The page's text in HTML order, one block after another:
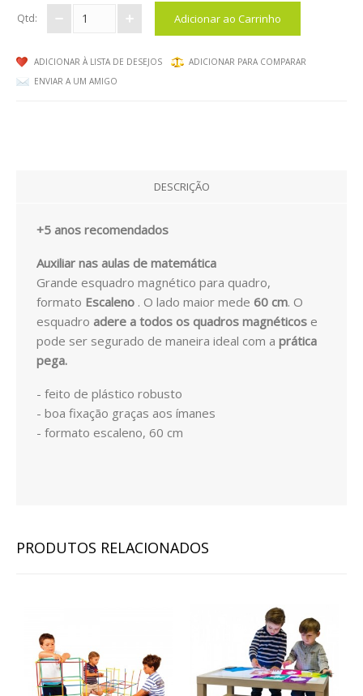
CADEIRAS, BANCOS ...
ARRUMAÇÃO, ORGANIZAÇÃO...
PACKS / LIVROS
LIVROS
EMOÇÕES
LOGICO PICCOLO
LOGICO PRIMO
Qtd:
ADICIONAR À LISTA DE DESEJOS
ADICIONAR PARA COMPARAR
ENVIAR A UM AMIGO
DESCRIÇÃO
+5 anos recomendados
Auxiliar nas aulas de matemática
Grande esquadro magnético para quadro,
formato Escaleno . O lado maior mede 60 cm. O
esquadro adere a todos os quadros magnéticos e
pode ser segurado de maneira ideal com a prática
pega.
- feito de plástico robusto
- boa fixação graças aos ímanes
- formato escaleno, 60 cm
PRODUTOS RELACIONADOS